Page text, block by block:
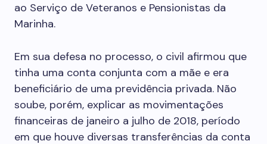
ao Serviço de Veteranos e Pensionistas da
Marinha.
Em sua defesa no processo, o civil afirmou que
tinha uma conta conjunta com a mãe e era
beneficiário de uma previdência privada. Não
soube, porém, explicar as movimentações
financeiras de janeiro a julho de 2018, período
em que houve diversas transferências da conta